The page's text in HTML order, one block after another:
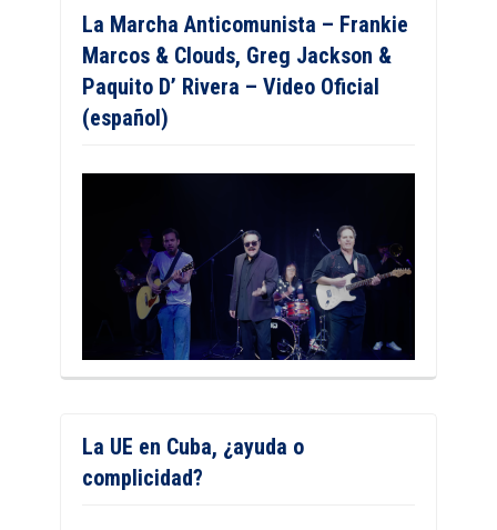
La Marcha Anticomunista – Frankie
Marcos & Clouds, Greg Jackson &
Paquito D’ Rivera – Video Oficial
(español)
La UE en Cuba, ¿ayuda o
complicidad?